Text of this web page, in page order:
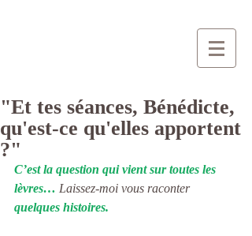
"Et tes séances, Bénédicte,
qu'est-ce qu'elles apportent
?"
C’est la question qui vient sur toutes les
lèvres… Laissez-moi vous raconter
quelques histoires.